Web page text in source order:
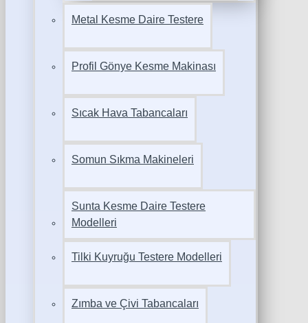
Metal Kesme Daire Testere
Profil Gönye Kesme Makinası
Sıcak Hava Tabancaları
Somun Sıkma Makineleri
Sunta Kesme Daire Testere
Modelleri
Tilki Kuyruğu Testere Modelleri
Zımba ve Çivi Tabancaları